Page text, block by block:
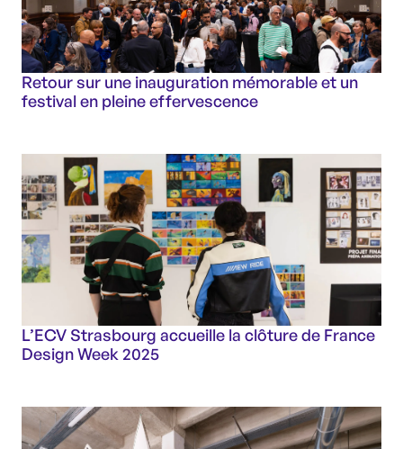
Retour sur une inauguration mémorable et un
festival en pleine effervescence
L’ECV Strasbourg accueille la clôture de France
Design Week 2025